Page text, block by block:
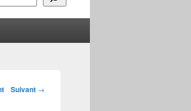
des
Suivant →